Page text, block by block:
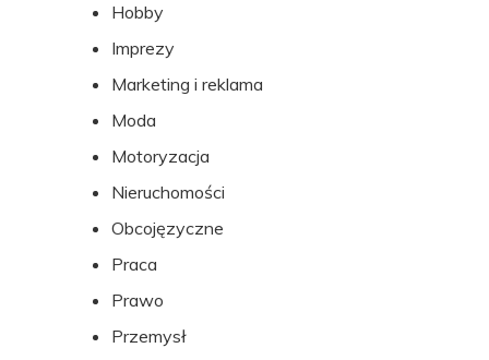
Hobby
Imprezy
Marketing i reklama
Moda
Motoryzacja
Nieruchomości
Obcojęzyczne
Praca
Prawo
Przemysł